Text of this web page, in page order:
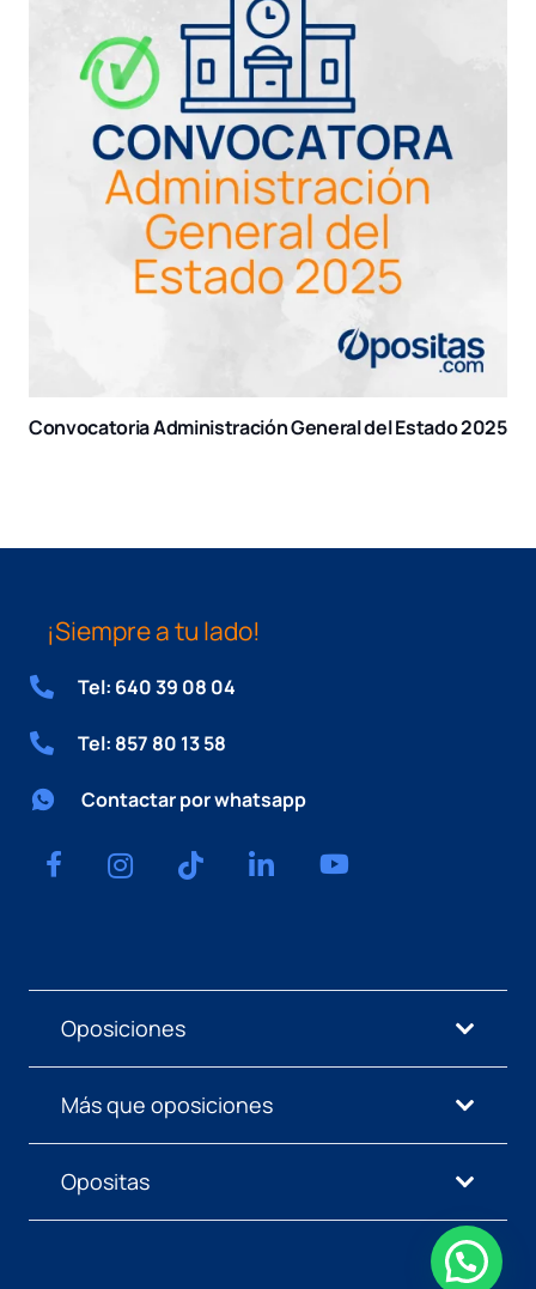
Convocatoria Administración General del Estado 2025
¡Siempre a tu lado!
Tel: 640 39 08 04
Tel: 857 80 13 58
Contactar por whatsapp
Oposiciones
Más que oposiciones
Opositas